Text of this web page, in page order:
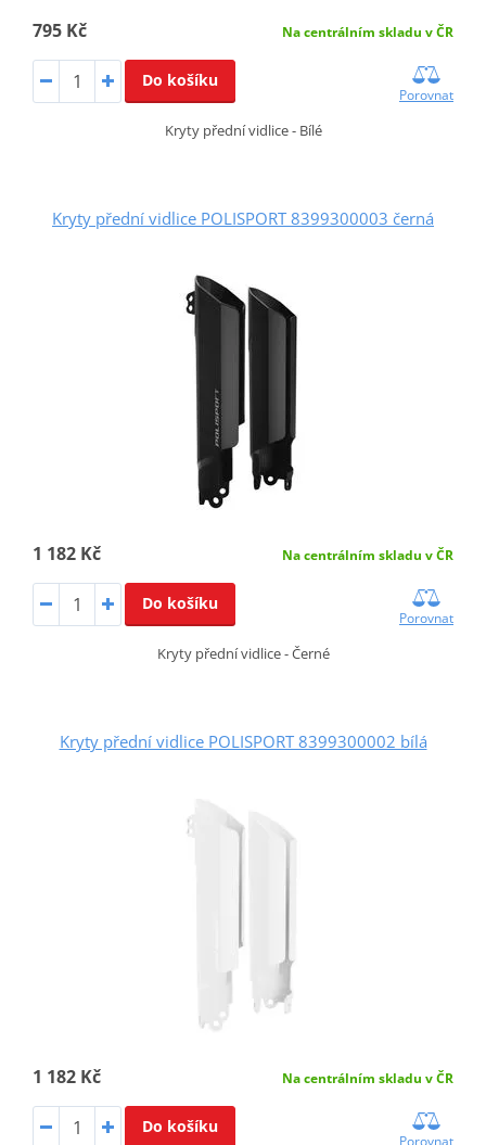
795 Kč Na centrálním skladu v ČR
Do košíku
Porovnat
Kryty přední vidlice - Bílé
Kryty přední vidlice POLISPORT 8399300003 černá
1 182 Kč Na centrálním skladu v ČR
Do košíku
Porovnat
Kryty přední vidlice - Černé
Kryty přední vidlice POLISPORT 8399300002 bílá
1 182 Kč Na centrálním skladu v ČR
Do košíku
Porovnat